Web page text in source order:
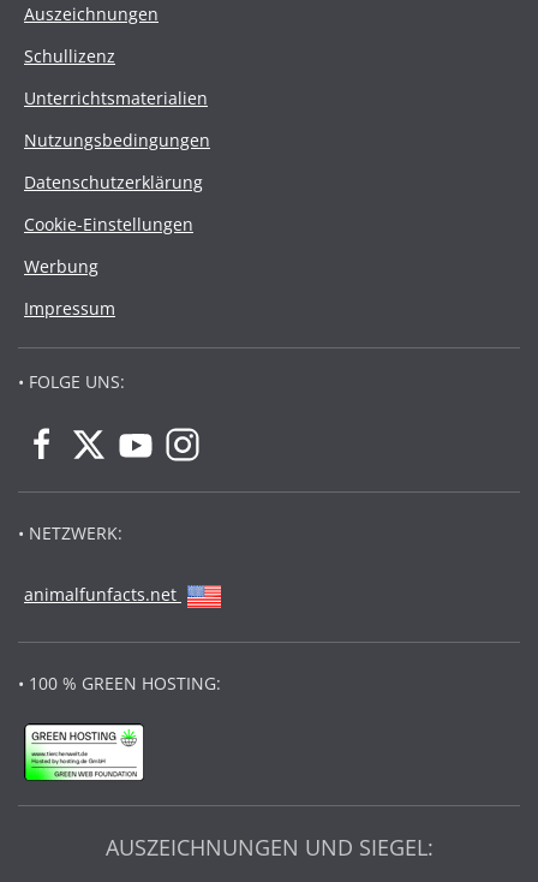
Auszeichnungen
Schullizenz
Unterrichtsmaterialien
Nutzungsbedingungen
Datenschutzerklärung
Cookie-Einstellungen
Werbung
Impressum
• FOLGE UNS:
• NETZWERK:
animalfunfacts.net
• 100 % GREEN HOSTING:
AUSZEICHNUNGEN UND SIEGEL: